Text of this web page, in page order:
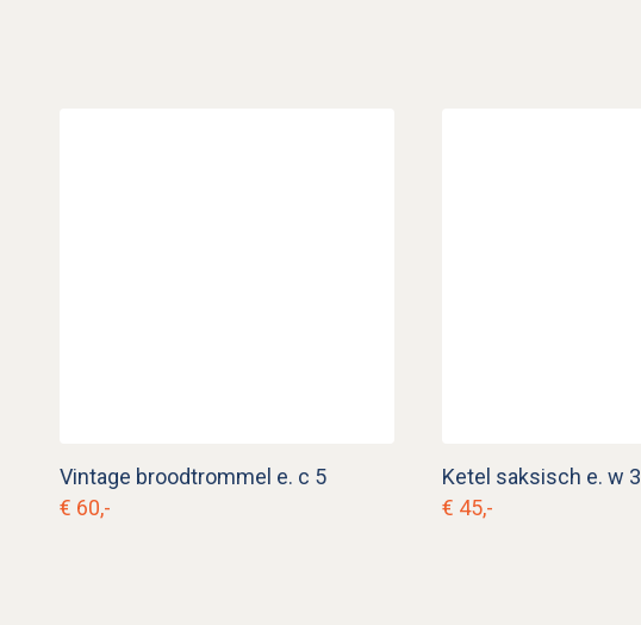
Vintage broodtrommel e. c 5
€ 60,-
Ketel saksisch e. w 3
€ 45,-